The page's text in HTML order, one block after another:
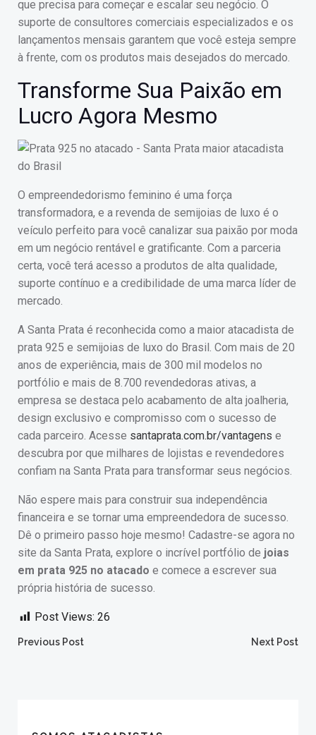
que precisa para começar e escalar seu negócio. O
suporte de consultores comerciais especializados e os
lançamentos mensais garantem que você esteja sempre
à frente, com os produtos mais desejados do mercado.
Transforme Sua Paixão em
Lucro Agora Mesmo
O empreendedorismo feminino é uma força
transformadora, e a revenda de semijoias de luxo é o
veículo perfeito para você canalizar sua paixão por moda
em um negócio rentável e gratificante. Com a parceria
certa, você terá acesso a produtos de alta qualidade,
suporte contínuo e a credibilidade de uma marca líder de
mercado.
A Santa Prata é reconhecida como a maior atacadista de
prata 925 e semijoias de luxo do Brasil. Com mais de 20
anos de experiência, mais de 300 mil modelos no
portfólio e mais de 8.700 revendedoras ativas, a
empresa se destaca pelo acabamento de alta joalheria,
design exclusivo e compromisso com o sucesso de
cada parceiro. Acesse santaprata.com.br/vantagens e
descubra por que milhares de lojistas e revendedores
confiam na Santa Prata para transformar seus negócios.
Não espere mais para construir sua independência
financeira e se tornar uma empreendedora de sucesso.
Dê o primeiro passo hoje mesmo! Cadastre-se agora no
site da Santa Prata, explore o incrível portfólio de joias
em prata 925 no atacado e comece a escrever sua
própria história de sucesso.
Post Views: 26
Post
Previous Post Next Post